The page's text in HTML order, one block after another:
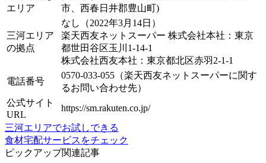
エリア
市、西春日井郡豊山町)
三河エリア
の拠点
なし（2022年3月14日）
楽天西友ネットスーパー 株式会社本社：東京
都世田谷区玉川1-14-1
株式会社西友本社：東京都北区赤羽2-1-1
電話番号
0570-033-055（楽天西友ネットスーパーに関す
るお問い合わせ先）
公式サイト
URL
https://sm.rakuten.co.jp/
三河エリアでお試しできる
食材宅配サービスをチェック
ピックアップ関連記事